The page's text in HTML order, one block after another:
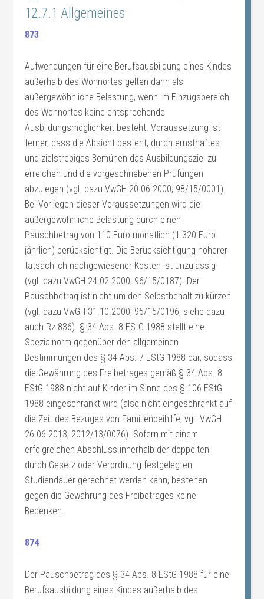
12.7.1 Allgemeines
873
Aufwendungen für eine Berufsausbildung eines Kindes
außerhalb des Wohnortes gelten dann als
außergewöhnliche Belastung, wenn im Einzugsbereich
des Wohnortes keine entsprechende
Ausbildungsmöglichkeit besteht. Voraussetzung ist
ferner, dass die Absicht besteht, durch ernsthaftes
und zielstrebiges Bemühen das Ausbildungsziel zu
erreichen und die vorgeschriebenen Prüfungen
abzulegen (vgl. dazu VwGH 20.06.2000, 98/15/0001).
Bei Vorliegen dieser Voraussetzungen wird die
außergewöhnliche Belastung durch einen
Pauschbetrag von 110 Euro monatlich (1.320 Euro
jährlich) berücksichtigt. Die Berücksichtigung höherer
tatsächlich nachgewiesener Kosten ist unzulässig
(vgl. dazu VwGH 24.02.2000, 96/15/0187). Der
Pauschbetrag ist nicht um den Selbstbehalt zu kürzen
(vgl. dazu VwGH 31.10.2000, 95/15/0196; siehe dazu
auch Rz 836). § 34 Abs. 8 EStG 1988 stellt eine
Spezialnorm gegenüber den allgemeinen
Bestimmungen des § 34 Abs. 7 EStG 1988 dar, sodass
die Gewährung des Freibetrages gemäß § 34 Abs. 8
EStG 1988 nicht auf Kinder im Sinne des § 106 EStG
1988 eingeschränkt wird (also nicht eingeschränkt auf
die Zeit des Bezuges von Familienbeihilfe; vgl. VwGH
26.06.2013, 2012/13/0076). Sofern mit einem
erfolgreichen Abschluss innerhalb der doppelten
durch Gesetz oder Verordnung festgelegten
Studiendauer gerechnet werden kann, bestehen
gegen die Gewährung des Freibetrages keine
Bedenken.
874
Der Pauschbetrag des § 34 Abs. 8 EStG 1988 für eine
Berufsausbildung eines Kindes außerhalb des